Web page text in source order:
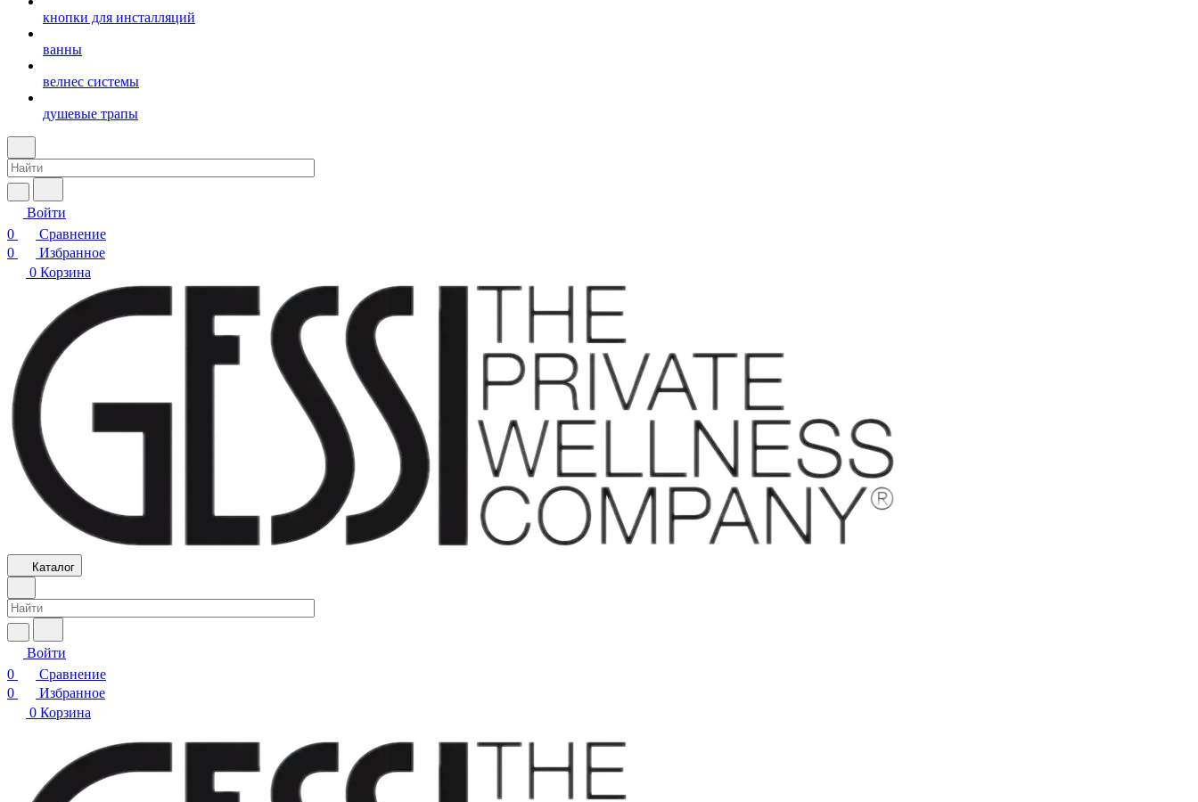
кнопки для инсталляций
ванны
велнес системы
душевые трапы
Войти
0
Сравнение
0
Избранное
0 Корзина
Каталог
Войти
0
Сравнение
0
Избранное
0 Корзина